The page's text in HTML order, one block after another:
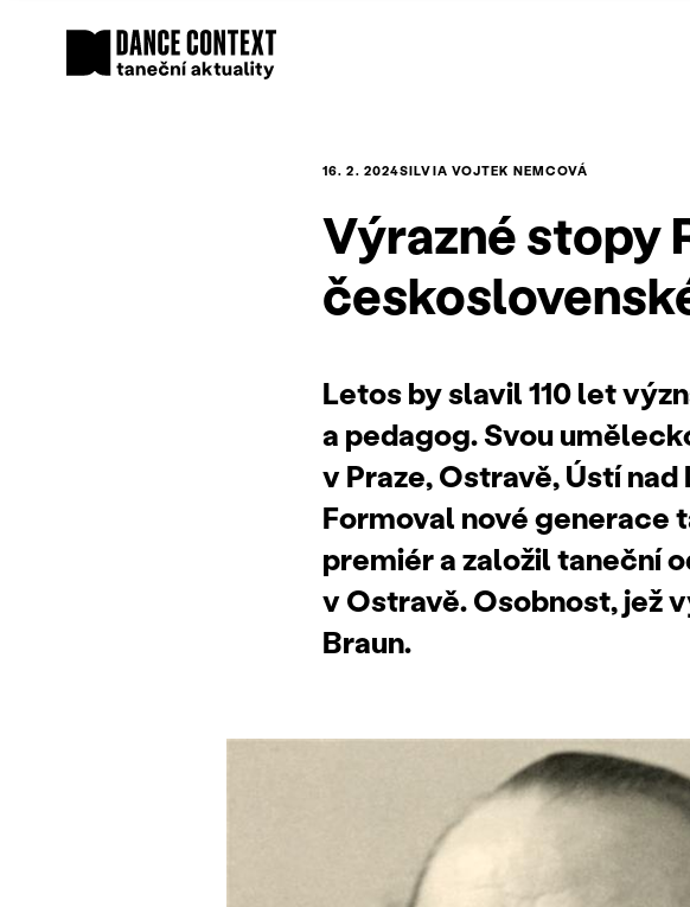
16. 2. 2024SILVIA VOJTEK NEMCOVÁ
Výrazné stopy
Letos by slavil 110 let
a pedagog. Svou
v Praze, Ostravě, Ústí
Formoval nové generace
premiér a založil taneční
v Ostravě. Osobnost, jež
Braun.